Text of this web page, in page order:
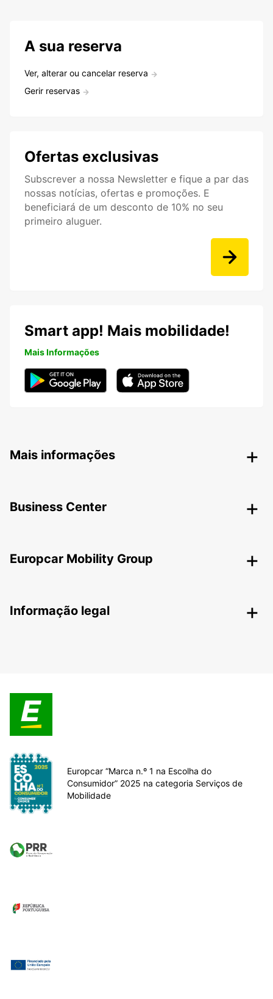
A sua reserva
Ver, alterar ou cancelar reserva
Gerir reservas
Ofertas exclusivas
Subscrever a nossa Newsletter e fique a par das
nossas notícias, ofertas e promoções. E
beneficiará de um desconto de 10% no seu
primeiro aluguer.
Smart app! Mais mobilidade!
Mais Informações
Mais informações
Business Center
Europcar Mobility Group
Informação legal
Europcar “Marca n.º 1 na Escolha do
Consumidor” 2025 na categoria Serviços de
Mobilidade